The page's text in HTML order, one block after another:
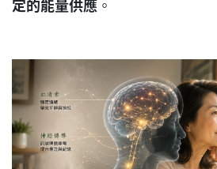
定的能量供應 。